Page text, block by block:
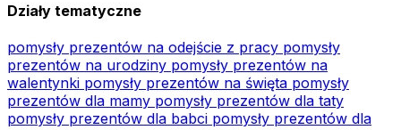
Działy tematyczne
pomysły prezentów na odejście z pracy pomysły
prezentów na urodziny pomysły prezentów na
walentynki pomysły prezentów na święta pomysły
prezentów dla mamy pomysły prezentów dla taty
pomysły prezentów dla babci pomysły prezentów dla